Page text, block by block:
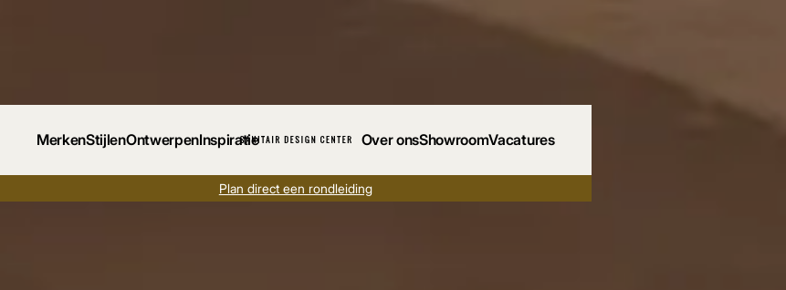
MerkenStijlenOntwerpenInspiratie Over onsShowroomVacatures
Plan direct een rondleiding